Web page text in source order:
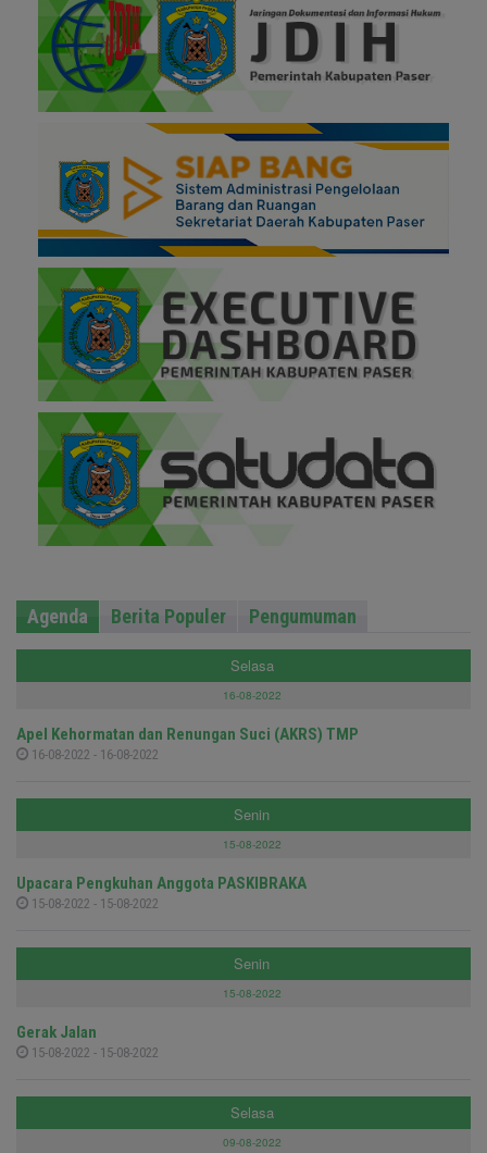
Agenda Berita Populer Pengumuman
Selasa
16-08-2022
Apel Kehormatan dan Renungan Suci (AKRS) TMP
16-08-2022 - 16-08-2022
Senin
15-08-2022
Upacara Pengkuhan Anggota PASKIBRAKA
15-08-2022 - 15-08-2022
Senin
15-08-2022
Gerak Jalan
15-08-2022 - 15-08-2022
Selasa
09-08-2022